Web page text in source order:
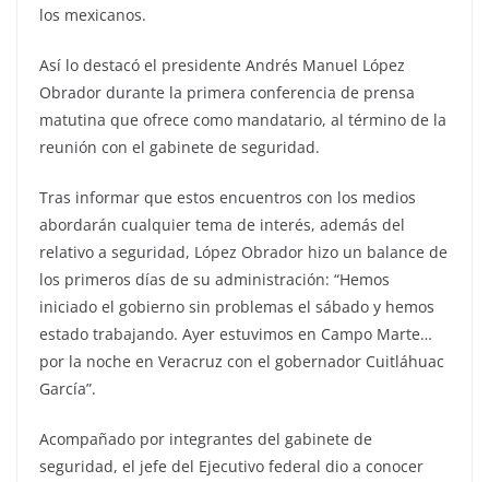
los mexicanos.
Así lo destacó el presidente Andrés Manuel López
Obrador durante la primera conferencia de prensa
matutina que ofrece como mandatario, al término de la
reunión con el gabinete de seguridad.
Tras informar que estos encuentros con los medios
abordarán cualquier tema de interés, además del
relativo a seguridad, López Obrador hizo un balance de
los primeros días de su administración: “Hemos
iniciado el gobierno sin problemas el sábado y hemos
estado trabajando. Ayer estuvimos en Campo Marte…
por la noche en Veracruz con el gobernador Cuitláhuac
García”.
Acompañado por integrantes del gabinete de
seguridad, el jefe del Ejecutivo federal dio a conocer